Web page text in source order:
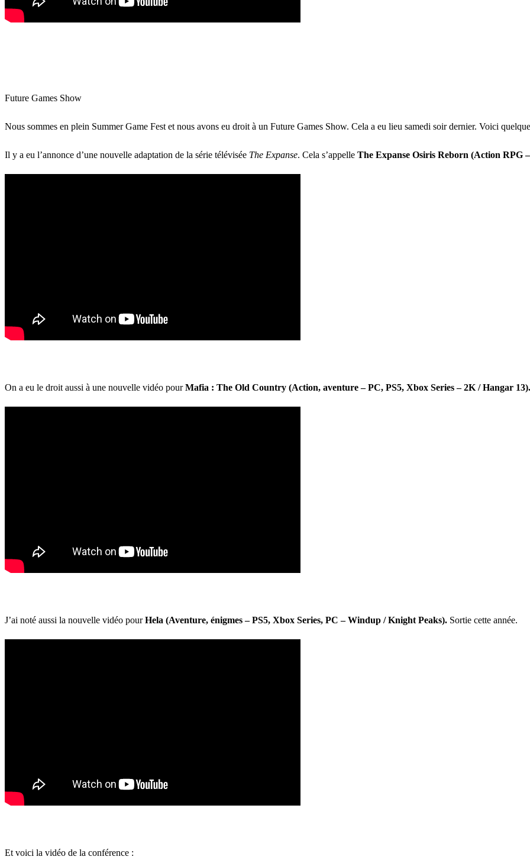
Future Games Show
Nous sommes en plein Summer Game Fest et nous avons eu droit à un Future Games Show. Cela a eu lieu samedi soir dernier. Voici
Il y a eu l’annonce d’une nouvelle adaptation de la série télévisée The Expanse. Cela s’appelle The Expanse Osiris Reborn (Action RPG
On a eu le droit aussi à une nouvelle vidéo pourMafia : The Old Country (Action, aventure – PC, PS5, Xbox Series – 2K / Hangar 13).
J’ai noté aussi la nouvelle vidéo pourHela (Aventure, énigmes – PS5, Xbox Series, PC – Windup / Knight Peaks). Sortie cette année.
Et voici la vidéo de la conférence :